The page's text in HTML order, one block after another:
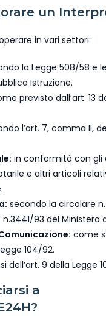
un
in vari settori:
la Legge 508/58 e
Istruzione.
previsto dall’art. 13
l’art. 7, comma II,
in conformità con gli
e altri articoli
secondo la circolare
93 del Ministero
come
104/92.
dell’art. 9 della Legge
a